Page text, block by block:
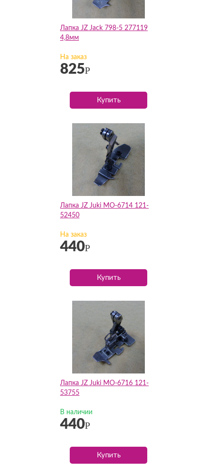
Лапка JZ Jack 798-5 277119
4,8мм
На заказ
825Р
Купить
Лапка JZ Juki MO-6714 121-
52450
На заказ
440Р
Купить
Лапка JZ Juki MO-6716 121-
53755
В наличии
440Р
Купить